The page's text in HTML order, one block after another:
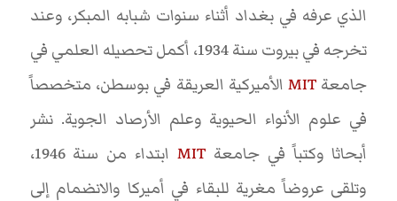
الذي عرفه في بغداد أثناء سنوات شبابه المبكر، وعند
تخرجه في بيروت سنة 1934، أكمل تحصيله العلمي في
جامعة MITالأميركية العريقة في بوسطن، متخصصاً
في علوم الأنواء الحيوية وعلم الأرصاد الجوية. نشر
أبحاثا وكتباً في جامعة MIT
ابتداء من سنة 1946،
وتلقى عروضاً مغرية للبقاء في أميركا والانضمام إلى